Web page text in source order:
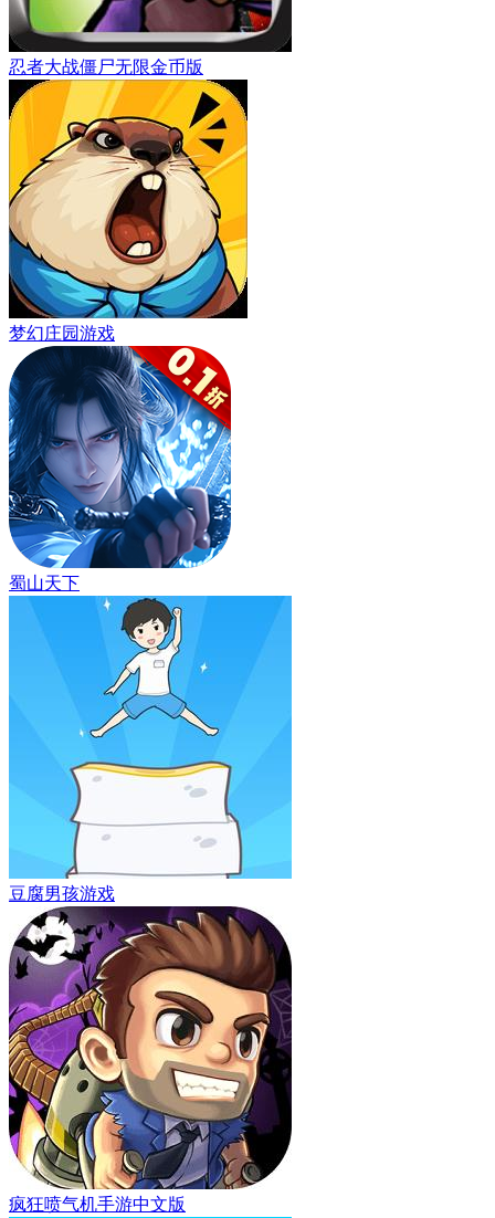
忍者大战僵尸无限金币版
梦幻庄园游戏
蜀山天下
豆腐男孩游戏
疯狂喷气机手游中文版